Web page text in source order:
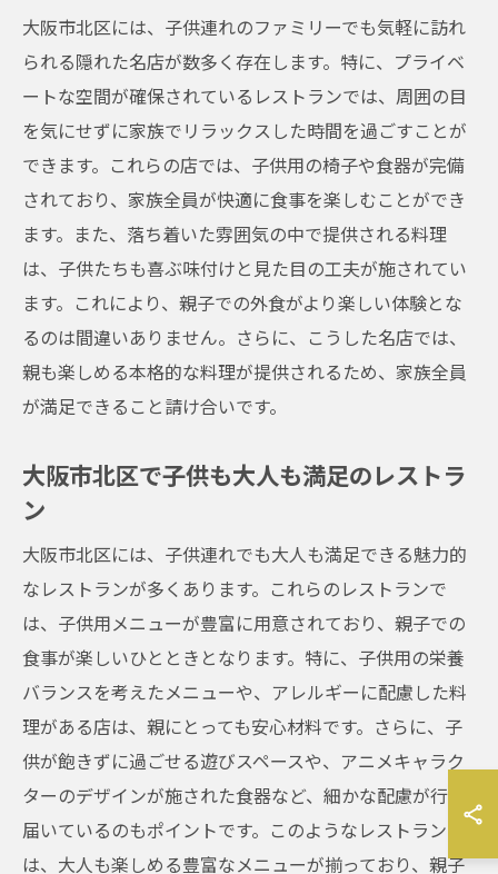
大阪市北区には、子供連れのファミリーでも気軽に訪れ
られる隠れた名店が数多く存在します。特に、プライベ
ートな空間が確保されているレストランでは、周囲の目
を気にせずに家族でリラックスした時間を過ごすことが
できます。これらの店では、子供用の椅子や食器が完備
されており、家族全員が快適に食事を楽しむことができ
ます。また、落ち着いた雰囲気の中で提供される料理
は、子供たちも喜ぶ味付けと見た目の工夫が施されてい
ます。これにより、親子での外食がより楽しい体験とな
るのは間違いありません。さらに、こうした名店では、
親も楽しめる本格的な料理が提供されるため、家族全員
が満足できること請け合いです。
大阪市北区で子供も大人も満足のレストラ
ン
大阪市北区には、子供連れでも大人も満足できる魅力的
なレストランが多くあります。これらのレストランで
は、子供用メニューが豊富に用意されており、親子での
食事が楽しいひとときとなります。特に、子供用の栄養
バランスを考えたメニューや、アレルギーに配慮した料
理がある店は、親にとっても安心材料です。さらに、子
供が飽きずに過ごせる遊びスペースや、アニメキャラク
ターのデザインが施された食器など、細かな配慮が行き
届いているのもポイントです。このようなレストランで
は、大人も楽しめる豊富なメニューが揃っており、親子